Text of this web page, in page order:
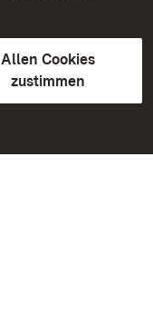
Allen Cookies
zustimmen